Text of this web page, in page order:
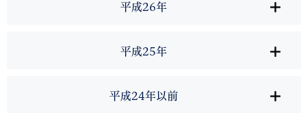
平成26年
平成25年
平成24年以前